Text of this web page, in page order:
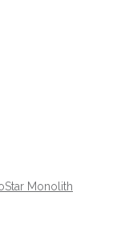
Monolith